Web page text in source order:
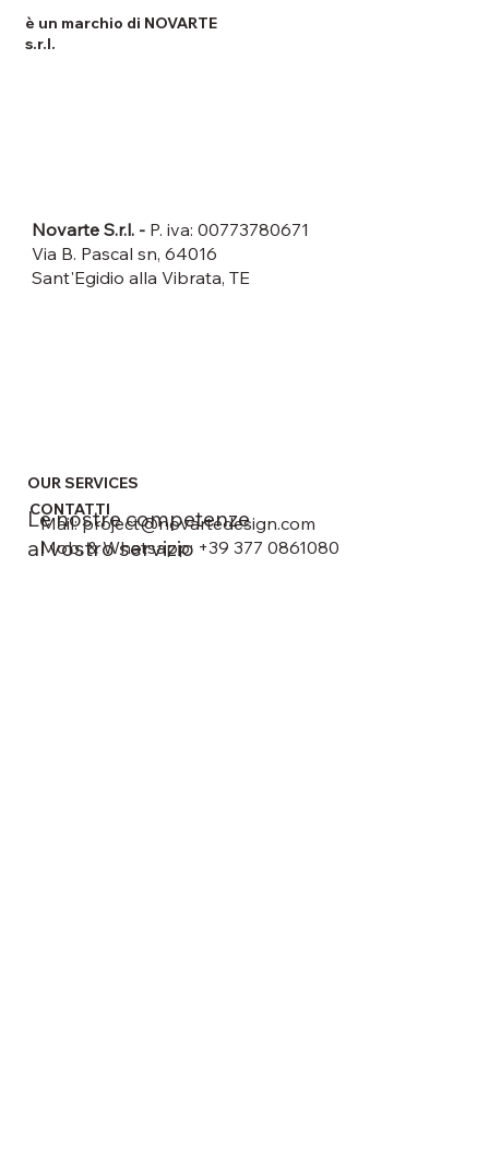
OUR SERVICES
Le nostre competenze
al vostro servizio
è un marchio di NOVARTE
s.r.l.
Novarte S.r.l. - P. iva: 00773780671
Via B. Pascal sn, 64016
Sant'Egidio alla Vibrata, TE
CONTATTI
Mail:project@novartedesign.com
Mob. & Whatsapp: +39 377 0861080